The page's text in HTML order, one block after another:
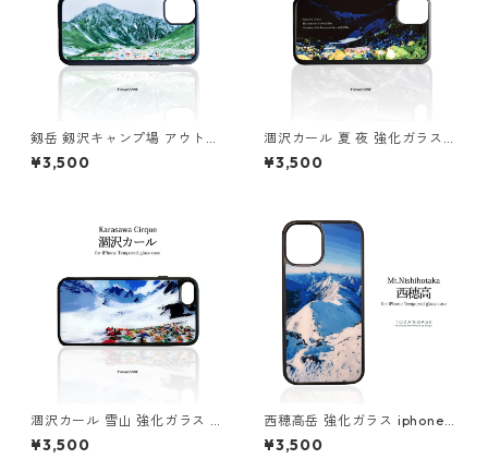
剱岳 剱沢キャンプ場 アウトド
ア 登山 山 iphone スマホケー
ス スマホカバー
¥3,500
涸沢カール 夏 夜 強化ガラス i
phone スマホケース スマホカ
バーアウトドア 登山 山
¥3,500
涸沢カール 雪山 強化ガラス ip
hone スマホケース スマホカ
バーアウトドア 登山 山
¥3,500
西穂高岳 強化ガラス iphone
スマホケース スマホカバーア
ウトドア 登山 山
¥3,500